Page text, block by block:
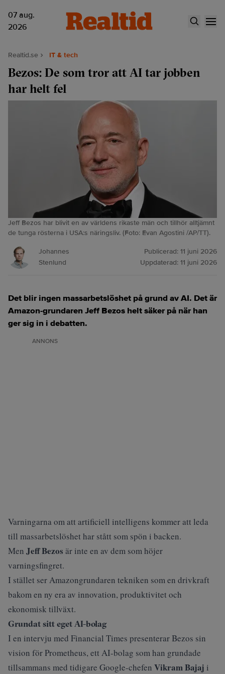
07 aug.
2026
Realtid.se IT & tech
Bezos: De som tror att AI tar jobben
har helt fel
Jeff Bezos har blivit en av världens rikaste män och tillhör alltjämnt
de tunga rösterna i USA:s näringsliv. (Foto: Evan Agostini /AP/TT).
Johannes
Stenlund
Publicerad: 11 juni 2026
Uppdaterad: 11 juni 2026
Det blir ingen massarbetslöshet på grund av AI. Det är
Amazon-grundaren Jeff Bezos helt säker på när han
ger sig in i debatten.
ANNONS
Varningarna om att artificiell intelligens kommer att leda
till massarbetslöshet har stått som spön i backen.
Men Jeff Bezos är inte en av dem som höjer
varningsfingret.
I stället ser Amazongrundaren tekniken som en drivkraft
bakom en ny era av innovation, produktivitet och
ekonomisk tillväxt.
Grundat sitt eget AI-bolag
I en intervju med Financial Times presenterar Bezos sin
vision för Prometheus, ett AI-bolag som han grundade
tillsammans med tidigare Google-chefen Vikram Bajaj i